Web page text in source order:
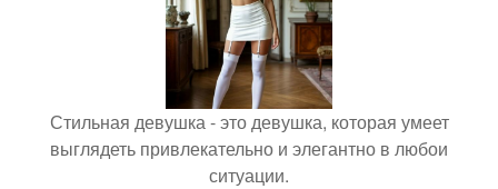
Стильная девушка - это девушка, которая умеет
выглядеть привлекательно и элегантно в любои
ситуации.